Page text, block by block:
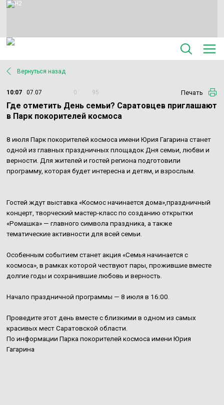
Вернуться назад
10:07 07.07 0 95 Печать
Где отметить День семьи? Саратовцев приглашают
в Парк покорителей космоса
8 июля Парк покорителей космоса имени Юрия Гагарина станет
одной из главных праздничных площадок Дня семьи, любви и
верности. Для жителей и гостей региона подготовили
программу, которая будет интересна и детям, и взрослым.
Гостей ждут выставка «Космос начинается дома»,праздничный
концерт, творческий мастер-класс по созданию открытки
«Ромашка» — главного символа праздника, а также
тематические активности для всей семьи.
Особенным событием станет акция «Семья начинается с
космоса», в рамках которой чествуют пары, прожившие вместе
долгие годы и сохранившие любовь и верность.
Начало праздничной программы — 8 июля в 16:00.
Проведите этот день вместе с близкими в одном из самых
красивых мест Саратовской области.
По информации Парка покорителей космоса имени Юрия
Гагарина